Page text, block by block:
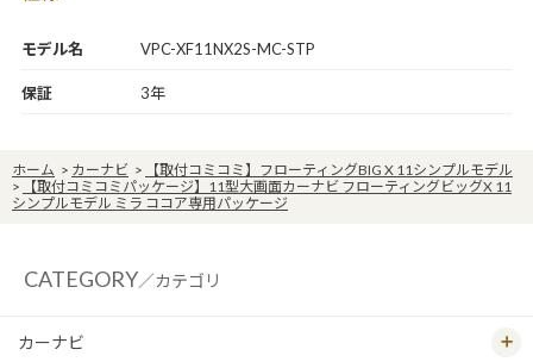
モデル名 VPC-XF11NX2S-MC-STP
保証 3年
ホーム > カーナビ >
【取付コミコミ】フローティングBIG X 11シンプルモデル
>
【取付コミコミパッケージ】11型大画面カーナビ フローティングビッグX 11
シンプルモデル ミラ ココア専用パッケージ
CATEGORY／カテゴリ
カーナビ